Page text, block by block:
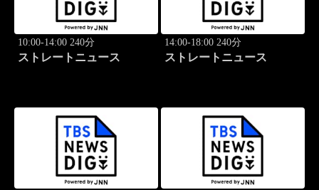
10:00-14:00 240分
ストレートニュース
14:00-18:00 240分
ストレートニュース